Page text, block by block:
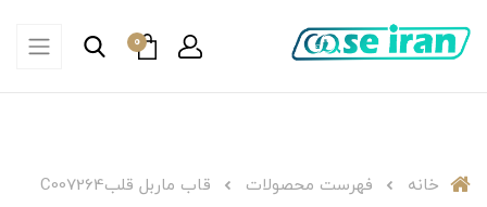
0
خانه فهرست محصولات قاب ماربل قلبC007264